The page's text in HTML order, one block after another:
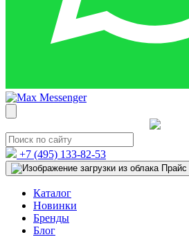
+7 (495) 133-82-53
Каталог
Новинки
Бренды
Блог